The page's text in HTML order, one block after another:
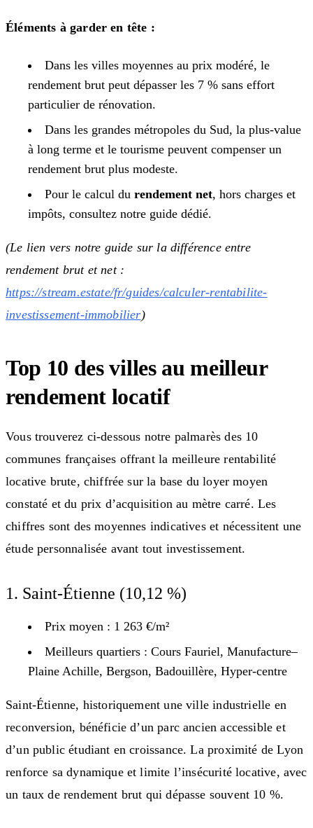
Éléments à garder en tête :
Dans les villes moyennes au prix modéré, le
rendement brut peut dépasser les 7 % sans effort
particulier de rénovation.
Dans les grandes métropoles du Sud, la plus-value
à long terme et le tourisme peuvent compenser un
rendement brut plus modeste.
Pour le calcul du rendement net, hors charges et
impôts, consultez notre guide dédié.
(Le lien vers notre guide sur la différence entre
rendement brut et net :
https://stream.estate/fr/guides/calculer-rentabilite-
investissement-immobilier)
Top 10 des villes au meilleur
rendement locatif
Vous trouverez ci-dessous notre palmarès des 10
communes françaises offrant la meilleure rentabilité
locative brute, chiffrée sur la base du loyer moyen
constaté et du prix d’acquisition au mètre carré. Les
chiffres sont des moyennes indicatives et nécessitent une
étude personnalisée avant tout investissement.
1. Saint-Étienne (10,12 %)
Prix moyen : 1 263 €/m²
Meilleurs quartiers : Cours Fauriel, Manufacture–
Plaine Achille, Bergson, Badouillère, Hyper-centre
Saint-Étienne, historiquement une ville industrielle en
reconversion, bénéficie d’un parc ancien accessible et
d’un public étudiant en croissance. La proximité de Lyon
renforce sa dynamique et limite l’insécurité locative, avec
un taux de rendement brut qui dépasse souvent 10 %.